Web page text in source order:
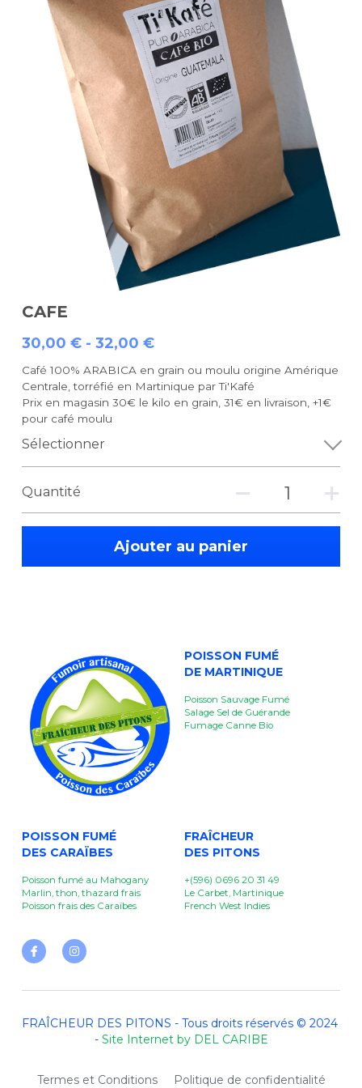
CAFE
30,00 € - 32,00 €
Café 100% ARABICA en grain ou moulu origine Amérique
Centrale, torréfié en Martinique par Ti'Kafé
Prix en magasin 30€ le kilo en grain, 31€ en livraison, +1€
pour café moulu
Sélectionner
Quantité
Ajouter au panier
POISSON FUMÉ
DE MARTINIQUE
Poisson Sauvage Fumé
Salage Sel de Guérande
Fumage Canne Bio
POISSON FUMÉ
DES CARAÏBES
Poisson fumé au Mahogany
Marlin, thon, thazard frais
Poisson frais des Caraïbes
FRAÎCHEUR
DES PITONS
+(596) 0696 20 31 49
Le Carbet, Martinique
French West Indies
FRAÎCHEUR DES PITONS - Tous droits réservés © 2024
- Site Internet by DEL CARIBE
Termes et Conditions Politique de confidentialité